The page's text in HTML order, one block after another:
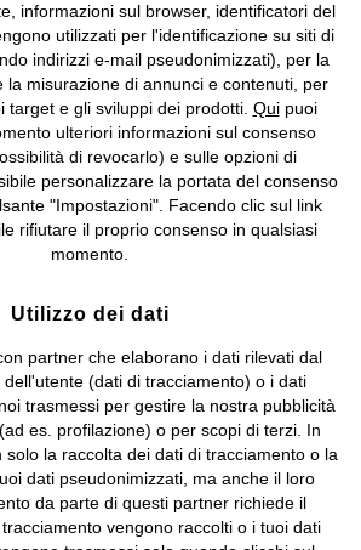
bonprix.Tutti i diritti riservati.
unico, sede legale: via Adua 33 - 13855
- P.I. 01939830020, Reg. Imprese di
R.E.A. BI - 171345, N. Reg. Pile:
N. Reg. AEE: IT08020000002105 Capitale
i.v, Società soggetta all'attività di direzione
Beteiligungs -Verwaltungsgesellschaft
mbH.
informazioni sul browser, identificatori del
utilizzati per l'identificazione su siti di
indirizzi e-mail pseudonimizzati), per la
la misurazione di annunci e contenuti, per
target e gli sviluppi dei prodotti. Quipuoi
ulteriori informazioni sul consenso
di revocarlo) e sulle opzioni di
personalizzare la portata del consenso
"Impostazioni". Facendo clic sul link
rifiutare il proprio consenso in qualsiasi
momento.
Utilizzo dei dati
partner che elaborano i dati rilevati dal
(dati di tracciamento) o i dati
trasmessi per gestire la nostra pubblicità
es. profilazione) o per scopi di terzi. In
la raccolta dei dati di tracciamento o la
dati pseudonimizzati, ma anche il loro
da parte di questi partner richiede il
vengono raccolti o i tuoi dati